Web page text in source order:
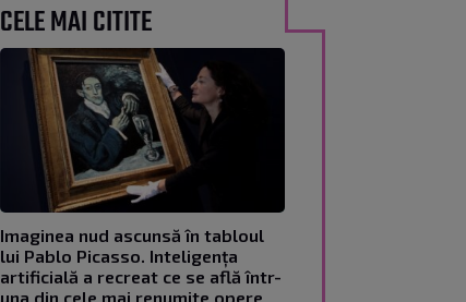
CELE MAI CITITE
Imaginea nud ascunsă în tabloul
lui Pablo Picasso. Inteligența
artificială a recreat ce se află într-
una din cele mai renumite opere